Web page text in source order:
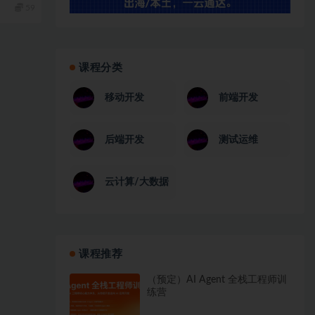
课程分类
移动开发 前端开发
后端开发 测试运维
云计算/大数据
课程推荐
（预定）AI Agent 全栈工程师训
练营